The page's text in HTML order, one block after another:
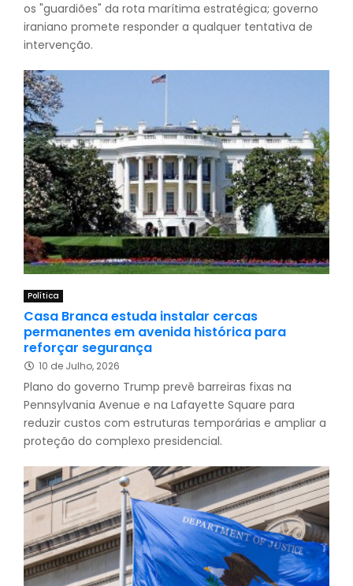
os "guardiões" da rota marítima estratégica; governo
iraniano promete responder a qualquer tentativa de
intervenção.
Política
Casa Branca estuda instalar cercas
permanentes em avenida histórica para
reforçar segurança
10 de Julho, 2026
Plano do governo Trump prevê barreiras fixas na
Pennsylvania Avenue e na Lafayette Square para
reduzir custos com estruturas temporárias e ampliar a
proteção do complexo presidencial.